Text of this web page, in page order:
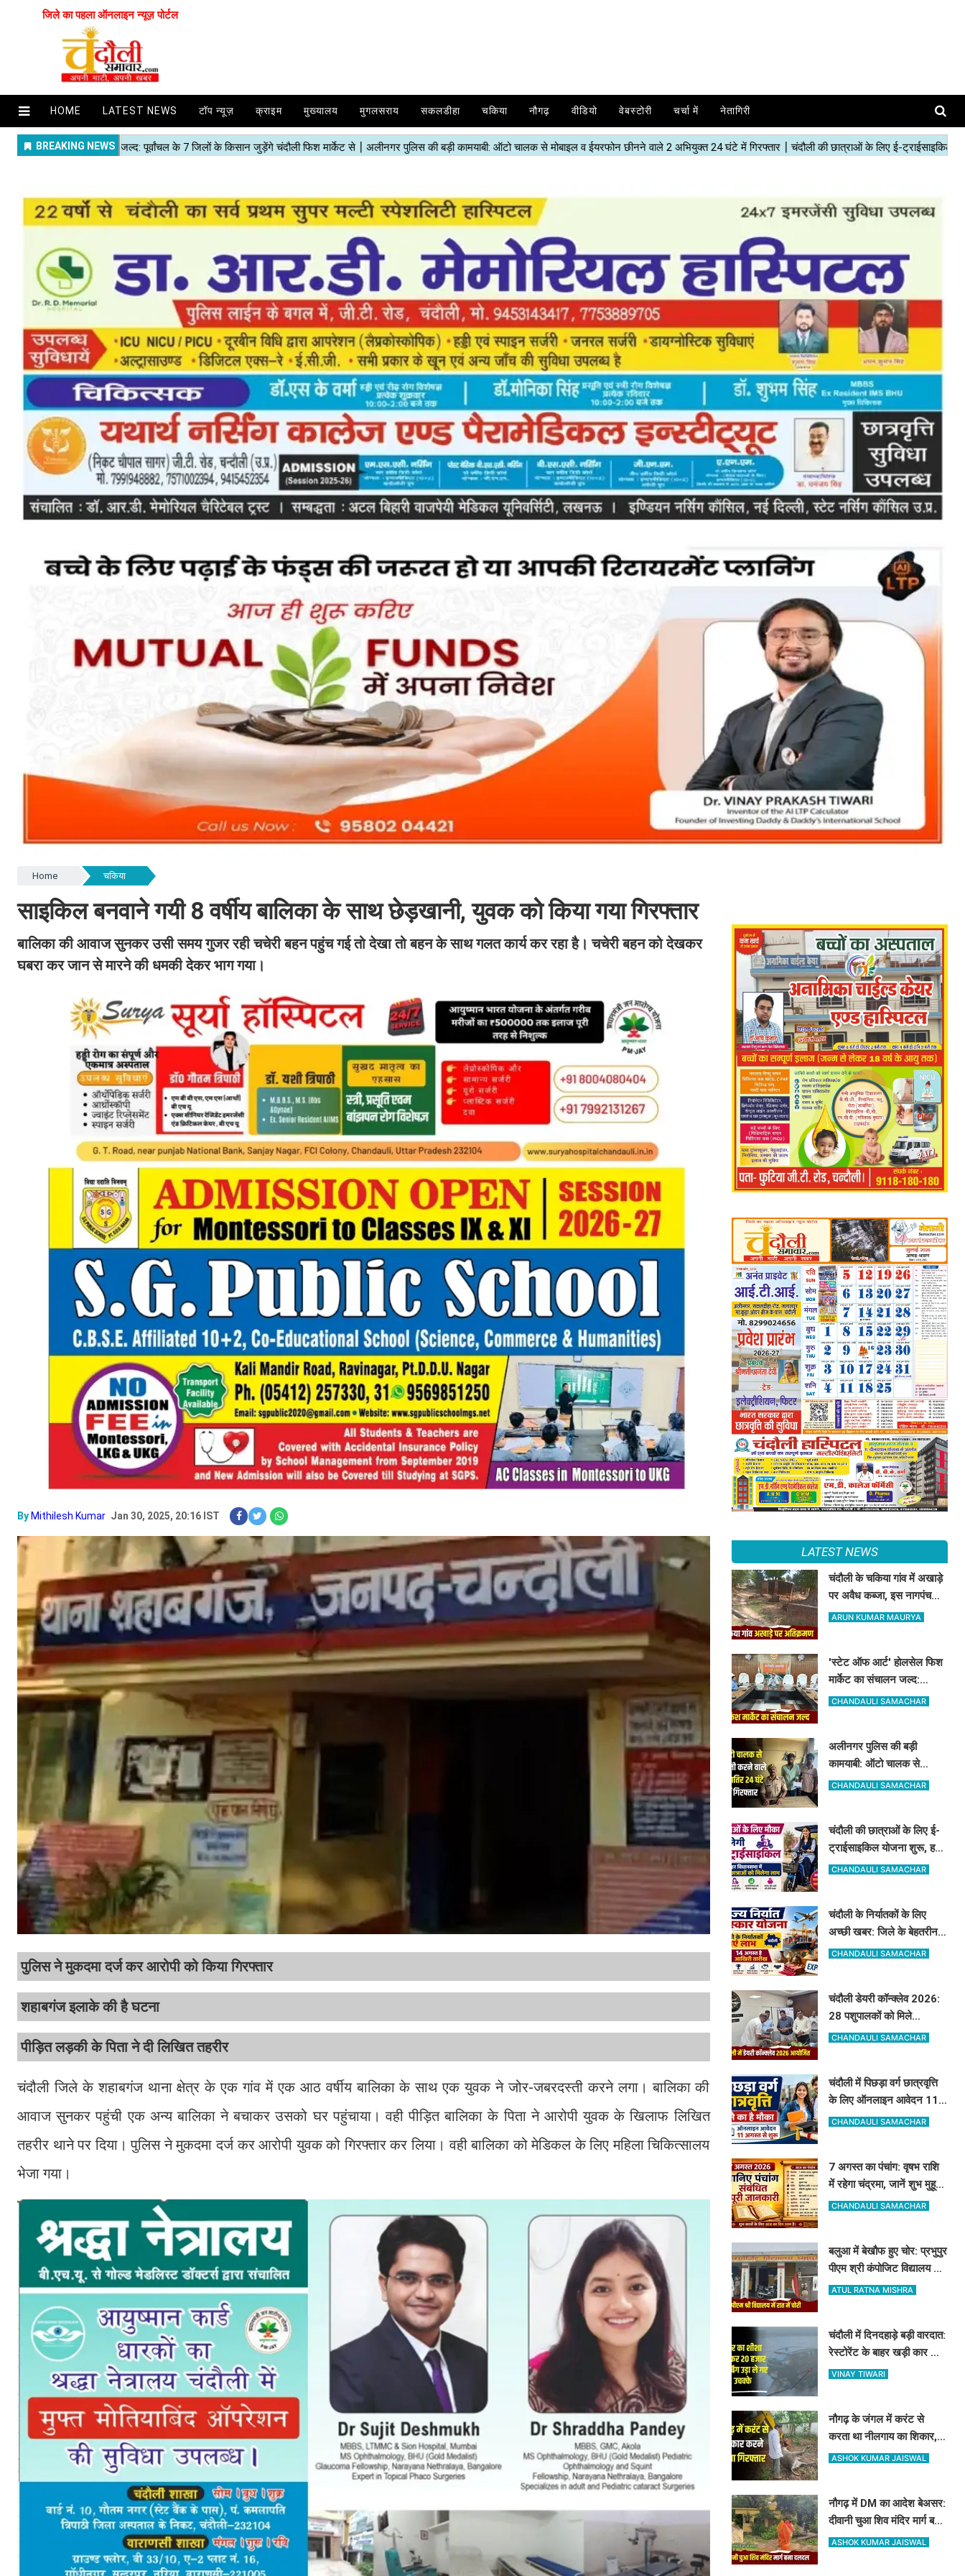
जिले का पहला ऑनलाइन न्यूज़ पोर्टल
HOME LATEST NEWS टॉप न्यूज़ क्राइम मुख्यालय मुगलसराय सकलडीहा चकिया नौगढ़ वीडियो वेबस्टोरी चर्चा में नेतागिरी
Home चकिया
साइकिल बनवाने गयी 8 वर्षीय बालिका के साथ छेड़खानी, युवक को किया गया गिरफ्तार
बालिका की आवाज सुनकर उसी समय गुजर रही चचेरी बहन पहुंच गई तो देखा तो बहन के साथ गलत कार्य कर रहा है। चचेरी बहन को देखकर
घबरा कर जान से मारने की धमकी देकर भाग गया।
ByMithilesh Kumar Jan 30, 2025, 20:16 IST
पुलिस ने मुकदमा दर्ज कर आरोपी को किया गिरफ्तार
शहाबगंज इलाके की है घटना
पीड़ित लड़की के पिता ने दी लिखित तहरीर
चंदौली जिले के शहाबगंज थाना क्षेत्र के एक गांव में एक आठ वर्षीय बालिका के साथ एक युवक ने जोर-जबरदस्ती करने लगा। बालिका की
आवाज सुनकर पहुंची एक अन्य बालिका ने बचाकर उसको घर पहुंचाया। वही पीड़ित बालिका के पिता ने आरोपी युवक के खिलाफ लिखित
तहरीर थाने पर दिया। पुलिस ने मुकदमा दर्ज कर आरोपी युवक को गिरफ्तार कर लिया। वही बालिका को मेडिकल के लिए महिला चिकित्सालय
भेजा गया।
LATEST NEWS
चंदौली के चकिया गांव में अखाड़े
पर अवैध कब्जा, इस नागपंचमी
भी सूना रहेगा पारंपरिक खेल का
ARUN KUMAR MAURYA
'स्टेट ऑफ आर्ट' होलसेल फिश
मार्केट का संचालन जल्द:
पूर्वांचल के 7 जिलों के किसान
CHANDAULI SAMACHAR
अलीनगर पुलिस की बड़ी
कामयाबी: ऑटो चालक से
मोबाइल व ईयरफोन छीनने वाले
CHANDAULI SAMACHAR
चंदौली की छात्राओं के लिए ई-
ट्राईसाइकिल योजना शुरू, हर
विधानसभा में 20 को मिलेगा
CHANDAULI SAMACHAR
चंदौली के निर्यातकों के लिए
अच्छी खबर: जिले के बेहतरीन
निर्यातकों को मिलेगा सम्मान, 14
CHANDAULI SAMACHAR
चंदौली डेयरी कॉन्क्लेव 2026:
28 पशुपालकों को मिले
सेलेक्शन लेटर, नंद बाबा मिशन
CHANDAULI SAMACHAR
चंदौली में पिछड़ा वर्ग छात्रवृत्ति
के लिए ऑनलाइन आवेदन 11
अगस्त से शुरू, देखें पूरा शेड्यूल
CHANDAULI SAMACHAR
7 अगस्त का पंचांग: वृषभ राशि
में रहेगा चंद्रमा, जानें शुभ मुहूर्त,
राहुकाल और योग
CHANDAULI SAMACHAR
बलुआ में बेखौफ हुए चोर: प्रभुपुर
पीएम श्री कंपोजिट विद्यालय के
किचन का ताला तोड़ हजारों का
ATUL RATNA MISHRA
चंदौली में दिनदहाड़े बड़ी वारदात:
रेस्टोरेंट के बाहर खड़ी कार का
शीशा तोड़कर 20 हजार और बैग
VINAY TIWARI
नौगढ़ के जंगल में करंट से
करता था नीलगाय का शिकार,
रेंजर अमित श्रीवास्तव की टीम
ASHOK KUMAR JAISWAL
नौगढ़ में DM का आदेश बेअसर:
दीवानी चुआ शिव मंदिर मार्ग बना
दलदल, उग्र ग्रामीणों ने दी
ASHOK KUMAR JAISWAL